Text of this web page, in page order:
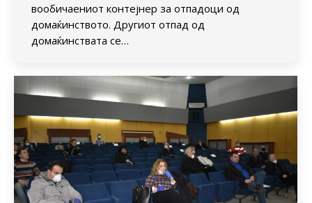
вообичаениот контејнер за отпадоци од
домаќинството. Другиот отпад од
домаќинствата се…